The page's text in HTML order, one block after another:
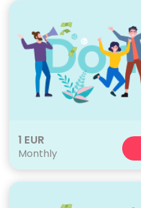
1 EUR
Monthly